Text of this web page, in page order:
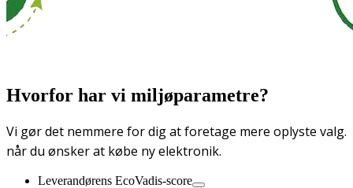
Hvorfor har vi miljøparametre?
Vi gør det nemmere for dig at foretage mere oplyste valg.
når du ønsker at købe ny elektronik.
Leverandørens EcoVadis-score